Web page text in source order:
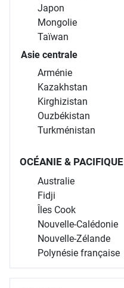
Japon
Mongolie
Taïwan
Asie centrale
Arménie
Kazakhstan
Kirghizistan
Ouzbékistan
Turkménistan
OCÉANIE & PACIFIQUE
Australie
Fidji
Îles Cook
Nouvelle-Calédonie
Nouvelle-Zélande
Polynésie française